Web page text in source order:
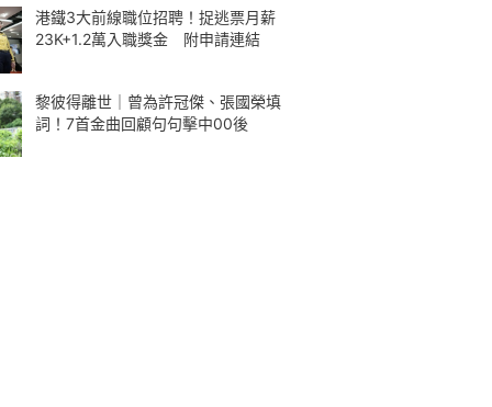
港鐵3大前線職位招聘！捉逃票月薪
23K+1.2萬入職獎金 附申請連結
黎彼得離世｜曾為許冠傑、張國榮填
詞！7首金曲回顧句句擊中00後